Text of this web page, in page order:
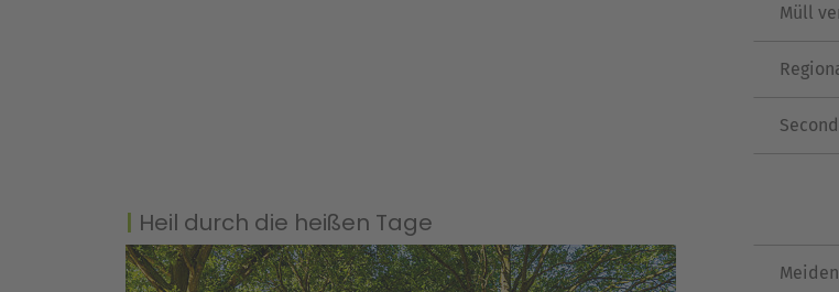
Müll
Heil durch die heißen Tage